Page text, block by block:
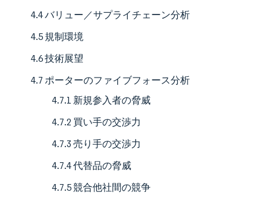
4.4 バリュー／サプライチェーン分析
4.5 規制環境
4.6 技術展望
4.7 ポーターのファイブフォース分析
4.7.1 新規参入者の脅威
4.7.2 買い手の交渉力
4.7.3 売り手の交渉力
4.7.4 代替品の脅威
4.7.5 競合他社間の競争